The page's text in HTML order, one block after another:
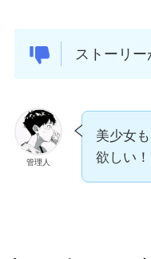
ストーリー
管理人
美少女
欲しい！